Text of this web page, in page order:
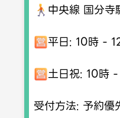
中央線 国分
平日: 10時 -
土日祝: 10時
受付方法: 予約優